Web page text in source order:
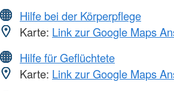
Hilfe bei der Körperpflege
Karte: Link zur Google Maps
Hilfe für Geflüchtete
Karte: Link zur Google Maps